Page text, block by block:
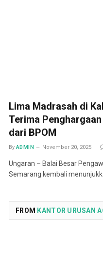
Lima Madrasah di
Terima
dari BPOM
By ADMIN November 20, 2025
Ungaran – Balai Besar
Semarang kembali
FROM KANTOR URUSAN